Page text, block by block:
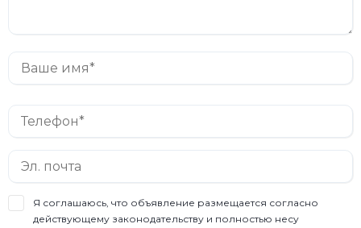
Я соглашаюсь, что объявление размещается согласно
действующему законодательству и полностью несу